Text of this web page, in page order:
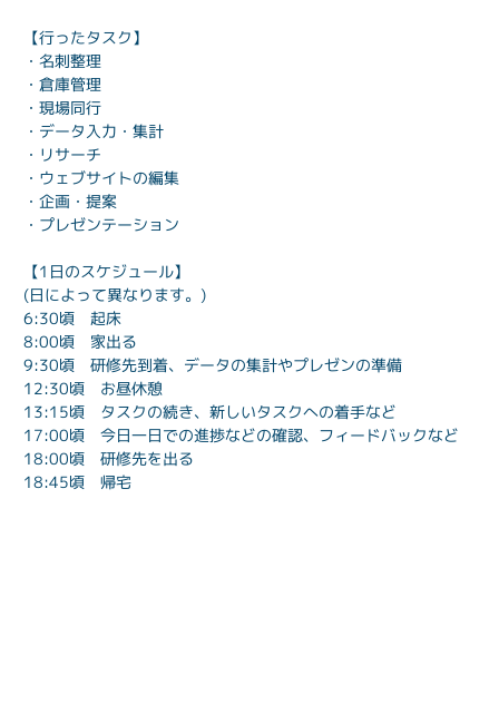
【行ったタスク】
・名刺整理
・倉庫管理
・現場同行
・データ入力・集計
・リサーチ
・ウェブサイトの編集
・企画・提案
・プレゼンテーション
【1日のスケジュール】
(日によって異なります。)
6:30頃　起床
8:00頃　家出る
9:30頃　研修先到着、データの集計やプレゼンの準備
12:30頃　お昼休憩
13:15頃　タスクの続き、新しいタスクへの着手など
17:00頃　今日一日での進捗などの確認、フィードバックなど
18:00頃　研修先を出る
18:45頃　帰宅